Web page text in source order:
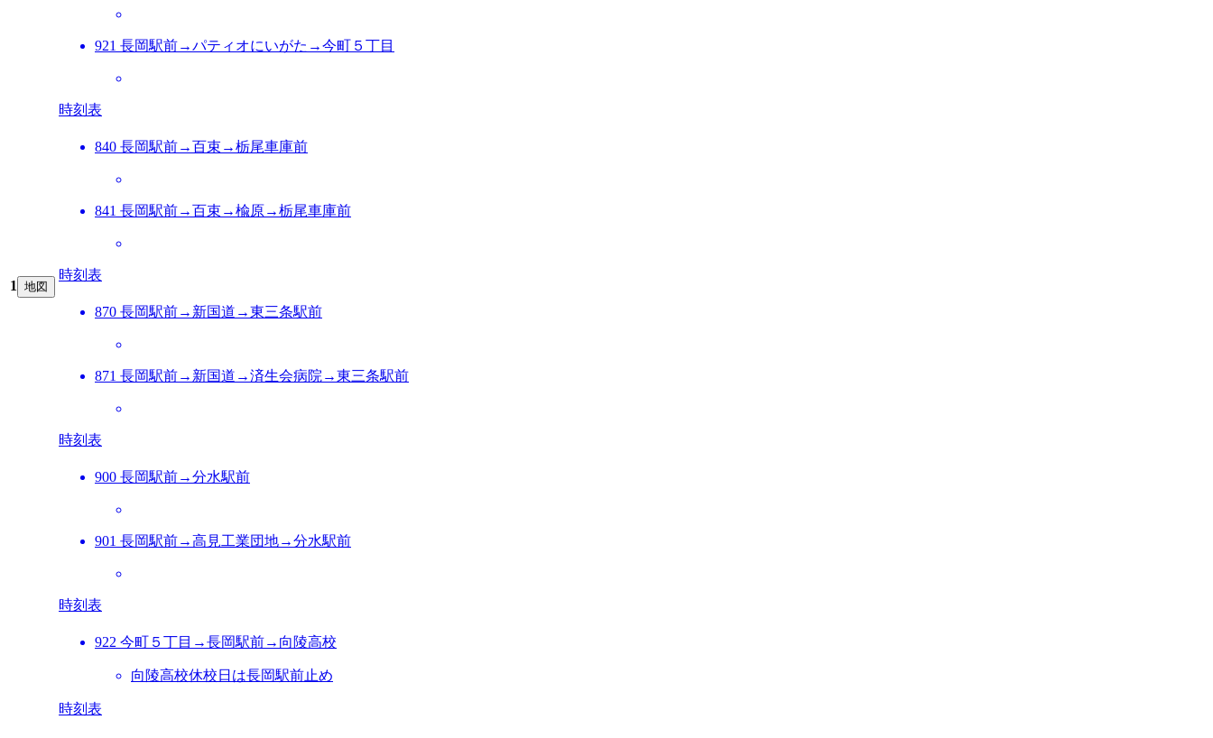
1 地図
921 長岡駅前→パティオにいがた→今町５丁目
時刻表
840 長岡駅前→百束→栃尾車庫前
841 長岡駅前→百束→楡原→栃尾車庫前
時刻表
870 長岡駅前→新国道→東三条駅前
871 長岡駅前→新国道→済生会病院→東三条駅前
時刻表
900 長岡駅前→分水駅前
901 長岡駅前→高見工業団地→分水駅前
時刻表
922 今町５丁目→長岡駅前→向陵高校
向陵高校休校日は長岡駅前止め
時刻表